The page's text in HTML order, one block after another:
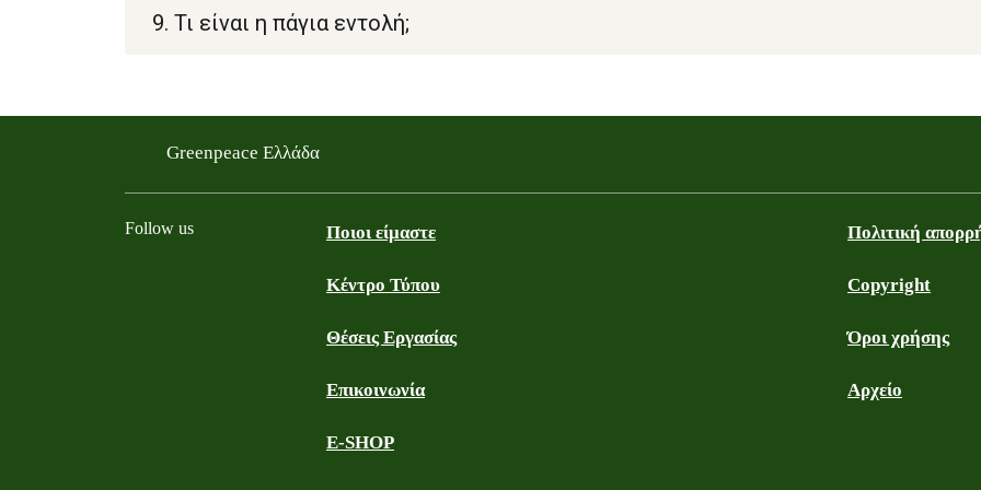
9. Τι είναι η πάγια εντολή;
Greenpeace Ελλάδα
Follow us Ποιοι είμαστε
Κέντρο Τύπου
Θέσεις Εργασίας
Επικοινωνία
E-SHOP
Πολιτική
Copyright
Όροι χρήσης
Αρχείο